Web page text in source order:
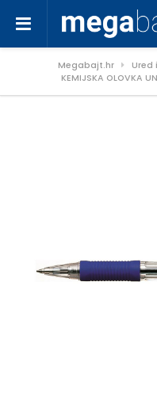
Megabajt.hr Ured
KEMIJSKA OLOVKA